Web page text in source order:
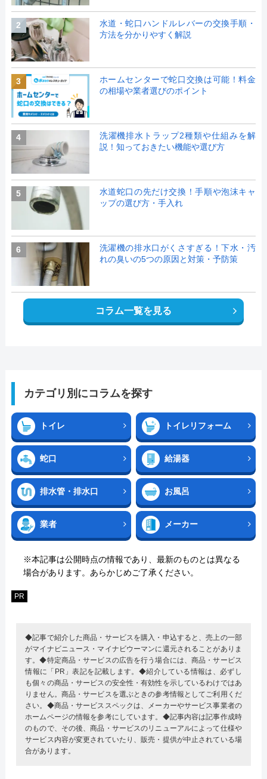
2
水道・蛇口ハンドルレバーの交換手順・
方法を分かりやすく解説
3
ホームセンターで蛇口交換は可能！料金
の相場や業者選びのポイント
4
洗濯機排水トラップ2種類や仕組みを解
説！知っておきたい機能や選び方
5
水道蛇口の先だけ交換！手順や泡沫キャ
ップの選び方・手入れ
6
洗濯機の排水口がくさすぎる！下水・汚
れの臭いの5つの原因と対策・予防策
コラム一覧を見る
カテゴリ別にコラムを探す
トイレ トイレリフォーム
蛇口 給湯器
排水管・排水口 お風呂
業者 メーカー
※本記事は公開時点の情報であり、最新のものとは異なる
場合があります。あらかじめご了承ください。
PR
◆記事で紹介した商品・サービスを購入・申込すると、売上の一部
がマイナビニュース・マイナビウーマンに還元されることがありま
す。◆特定商品・サービスの広告を行う場合には、商品・サービス
情報に「PR」表記を記載します。◆紹介している情報は、必ずし
も個々の商品・サービスの安全性・有効性を示しているわけではあ
りません。商品・サービスを選ぶときの参考情報としてご利用くだ
さい。◆商品・サービススペックは、メーカーやサービス事業者の
ホームページの情報を参考にしています。◆記事内容は記事作成時
のもので、その後、商品・サービスのリニューアルによって仕様や
サービス内容が変更されていたり、販売・提供が中止されている場
合があります。